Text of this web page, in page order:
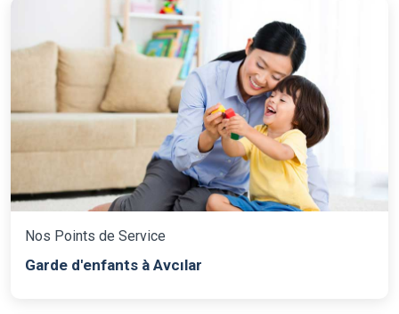
Nos Points de Service
Garde d'enfants à Avcılar